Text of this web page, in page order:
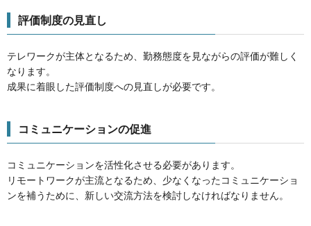
評価制度の見直し
テレワークが主体となるため、勤務態度を見ながらの評価が難しく
なります。
成果に着眼した評価制度への見直しが必要です。
コミュニケーションの促進
コミュニケーションを活性化させる必要があります。
リモートワークが主流となるため、少なくなったコミュニケーショ
ンを補うために、新しい交流方法を検討しなければなりません。